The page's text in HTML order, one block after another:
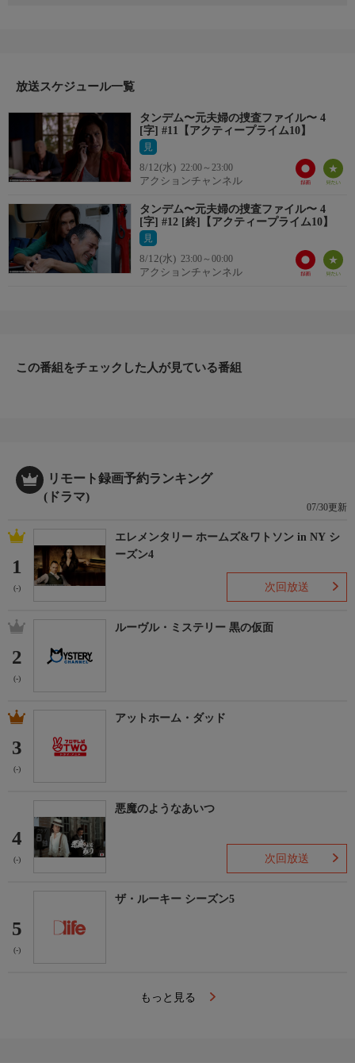
村民が計画に投資していたことも明らかになる。やがて、被害者
放送スケジュール一覧
タンデム〜元夫婦の捜査ファイル〜 4
[字] #11【アクティープライム10】
見
8/12(水) 22:00～23:00
アクションチャンネル
タンデム〜元夫婦の捜査ファイル〜 4
[字] #12 [終]【アクティープライム10】
見
8/12(水) 23:00～00:00
アクションチャンネル
この番組をチェックした人が見ている番組
リモート録画予約ランキング
(ドラマ)
07/30更新
1
(-)
エレメンタリー ホームズ&ワトソン in NY シ
ーズン4
次回放送
2
(-)
ルーヴル・ミステリー 黒の仮面
3
(-)
アットホーム・ダッド
4
(-)
悪魔のようなあいつ
次回放送
5
(-)
ザ・ルーキー シーズン5
もっと見る